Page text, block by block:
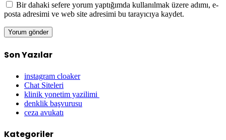
Bir dahaki sefere yorum yaptığımda kullanılmak üzere adımı, e-
posta adresimi ve web site adresimi bu tarayıcıya kaydet.
Son Yazılar
instagram cloaker
Chat Siteleri
klinik yonetim yazilimi
denklik başvurusu
ceza avukatı
Kategoriler